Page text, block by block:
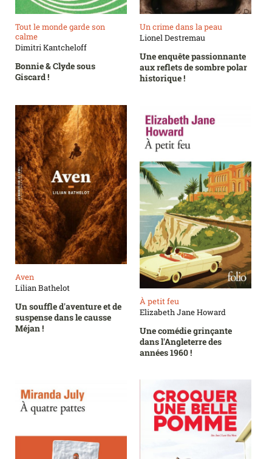
Tout le monde garde son
calme
Dimitri Kantcheloff
Bonnie & Clyde sous
Giscard !
Un crime dans la peau
Lionel Destremau
Une enquête passionnante
aux reflets de sombre polar
historique !
Aven
Lilian Bathelot
Un souffle d'aventure et de
suspense dans le causse
Méjan !
À petit feu
Elizabeth Jane Howard
Une comédie grinçante
dans l'Angleterre des
années 1960 !